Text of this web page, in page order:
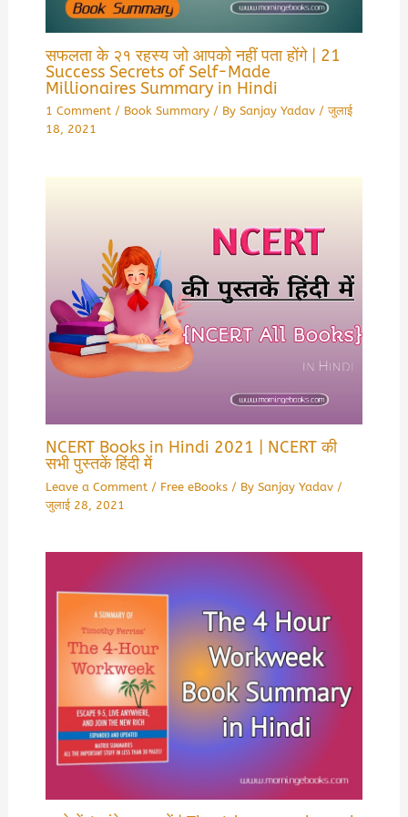
सफलता के २१ रहस्य जो आपको नहीं पता होंगे | 21
Success Secrets of Self-Made
Millionaires Summary in Hindi
1 Comment / Book Summary/ By Sanjay Yadav /जुलाई
18, 2021
NCERT Books in Hindi 2021 | NCERT की
सभी पुस्तकें हिंदी में
Leave a Comment / Free eBooks/ By Sanjay Yadav /
जुलाई 28, 2021